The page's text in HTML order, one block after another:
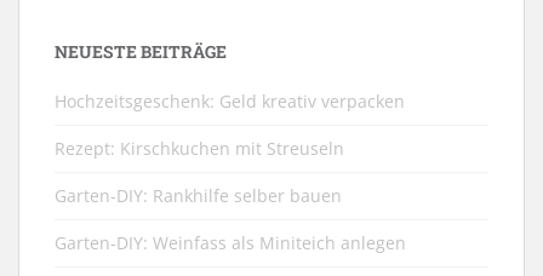
NEUESTE BEITRÄGE
Hochzeitsgeschenk: Geld kreativ verpacken
Rezept: Kirschkuchen mit Streuseln
Garten-DIY: Rankhilfe selber bauen
Garten-DIY: Weinfass als Miniteich anlegen